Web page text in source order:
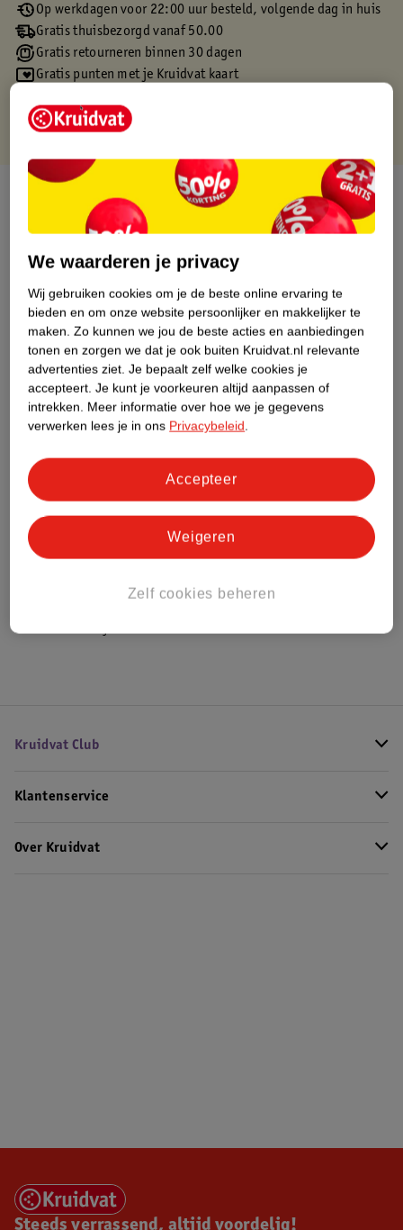
Op werkdagen voor 22:00 uur besteld, volgende dag in huis
Gratis thuisbezorgd vanaf 50.00
Gratis retourneren binnen 30 dagen
Gratis punten met je Kruidvat kaart
Over dit product
Productinformatie
Etiketinformatie
Nature Impact Score
Dit product heeft (nog) geen Nature
Impact Score.
Meer informatie
Bestel & Bezorginformatie
Bekijk ook
Alle Zacht snoep
Hoe controleren wij de reviews?
Kruidvat Club
Klantenservice
Over Kruidvat
Steeds verrassend, altijd voordelig!
We waarderen je privacy
Wij gebruiken cookies om je de beste online ervaring te
bieden en om onze website persoonlijker en makkelijker te
maken. Zo kunnen we jou de beste acties en aanbiedingen
tonen en zorgen we dat je ook buiten Kruidvat.nl relevante
advertenties ziet. Je bepaalt zelf welke cookies je
accepteert. Je kunt je voorkeuren altijd aanpassen of
intrekken. Meer informatie over hoe we je gegevens
verwerken lees je in ons Privacybeleid.
Zelf cookies beheren
Weigeren
Accepteer